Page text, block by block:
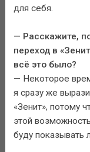
для себя.
— Расскажите,
переход в
всё это было?
— Некоторое
я сразу же
«Зенит», потому
этой
буду показывать